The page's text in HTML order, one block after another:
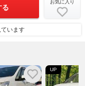
る
お気に入り
います
UP